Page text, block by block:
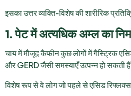
इसका उत्तर व्यक्ति-विशेष की शारीरिक
1. पेट में अत्यधिक अम्ल का
चाय में मौजूद कैफीन कुछ लोगों में गैस्ट्रिक
और GERD जैसी समस्याएँ उत्पन्न हो सकती
विशेष रूप से वे लोग जो पहले से एसिड